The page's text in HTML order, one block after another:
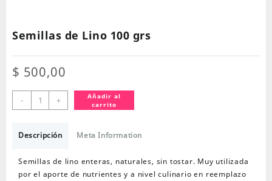
Semillas de Lino 100 grs
$ 500,00
-
Semillas
de
100
cantidad
+
Añadir al
carrito
Descripción Meta Information
Semillas de lino enteras, naturales, sin tostar. Muy utilizada
por el aporte de nutrientes y a nivel culinario en reemplazo